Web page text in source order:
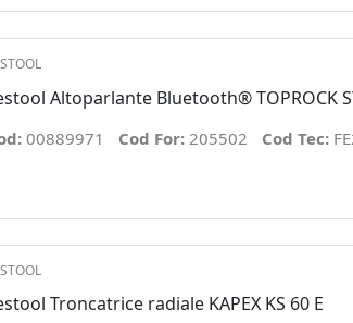
Altoparlante Bluetooth® TOPROCK
00889971 Cod For: 205502 Cod Tec:
Troncatrice radiale KAPEX KS 60 E